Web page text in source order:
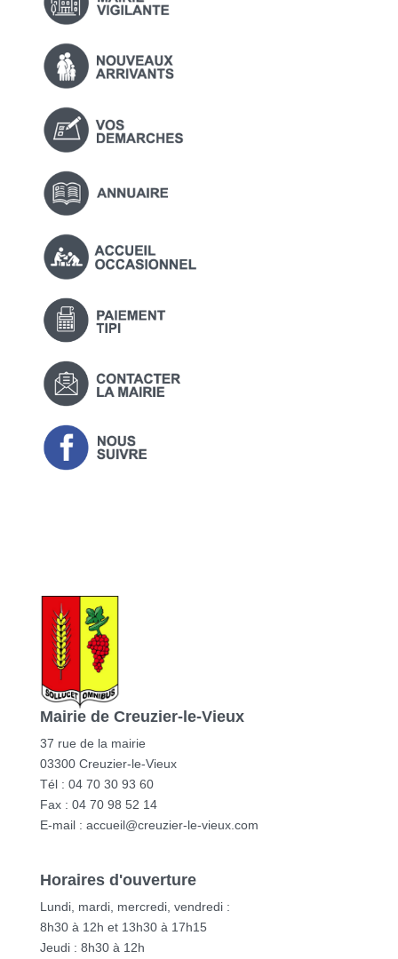
Mairie de Creuzier-le-Vieux
37 rue de la mairie
03300 Creuzier-le-Vieux
Tél : 04 70 30 93 60
Fax : 04 70 98 52 14
E-mail : accueil@creuzier-le-vieux.com
Horaires d'ouverture
Lundi, mardi, mercredi, vendredi :
8h30 à 12h et 13h30 à 17h15
Jeudi : 8h30 à 12h